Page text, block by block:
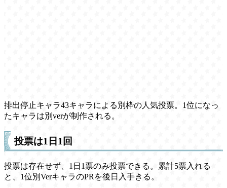
排出停止キャラ43キャラによる別枠の人気投票。1位になっ
たキャラは別verが制作される。
投票は1日1回
投票は存在せず、1日1票のみ投票できる。累計5票入れる
と、1位別VerキャラのPRを後日入手きる。